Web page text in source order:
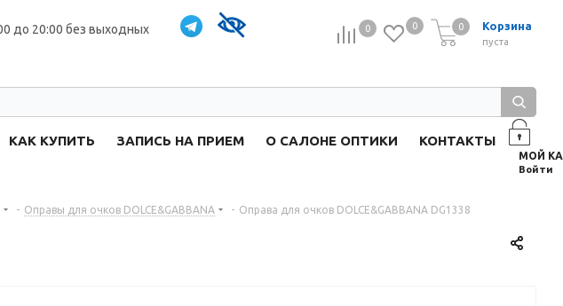
до 20:00 без выходных 0 0 Корзина
0
пуста
0
КАК КУПИТЬ ЗАПИСЬ НА ПРИЕМ О САЛОНЕ ОПТИКИ КОНТАКТЫ
Войти
- Оправы для очков DOLCE&GABBANA - Оправа для очков DOLCE&GABBANA DG1338